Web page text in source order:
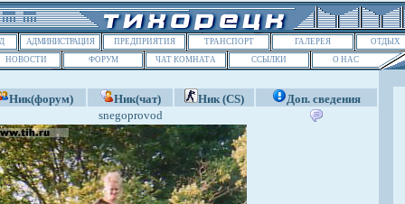
АДМИНИСТРАЦИЯ ПРЕДПРИЯТИЯ ТРАНСПОРТ ГАЛЕРЕЯ
ОТДЫХ
НОВОСТИ
ФОРУМ ЧАТ КОМНАТА ССЫЛКИ О НАС
Ник(форум) Ник(чат) Ник (CS)
Доп. сведения
snegoprovod